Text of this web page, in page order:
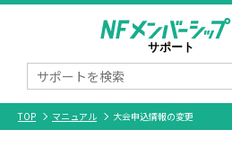
TOP マニュアル 大会申込情報の変更